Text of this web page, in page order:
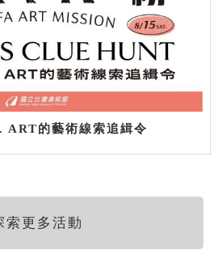
的藝術線索追緝令
索更多活動